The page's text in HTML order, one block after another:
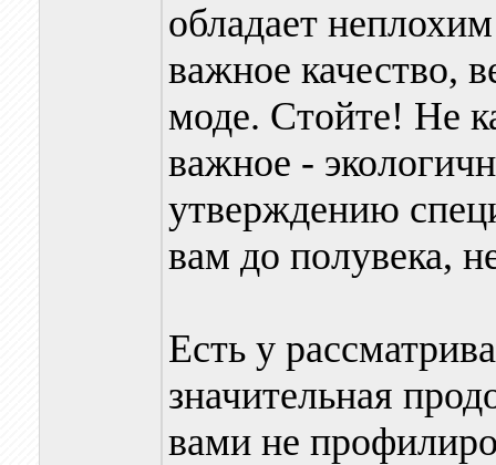
обладает
важное качество,
моде. Стойте! Не
важное -
утверждению
вам до полувека,
Есть у
значительная
вами не